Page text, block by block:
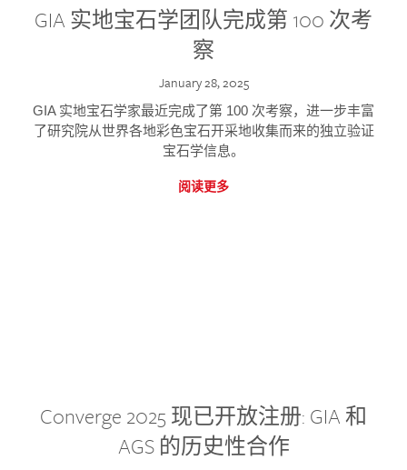
GIA 实地宝石学团队完成第 100 次考
察
January 28, 2025
GIA 实地宝石学家最近完成了第 100 次考察，进一步丰富
了研究院从世界各地彩色宝石开采地收集而来的独立验证
宝石学信息。
阅读更多
Converge 2025 现已开放注册: GIA 和
AGS 的历史性合作